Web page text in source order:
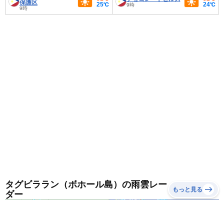
保護区
9時
25℃
9時
24℃
タグビララン（ボホール島）の雨雲レー
ダー
もっと見る